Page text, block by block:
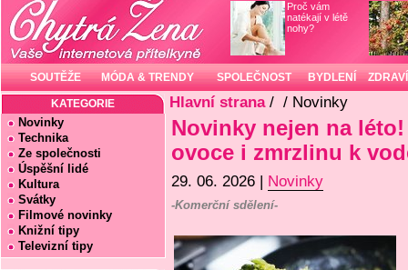
Proč vám
natékají v létě
nohy?
SOUTĚŽE MÓDA & TRENDY SPOLEČNOST BYDLENÍ ZDRAVÍ
KATEGORIE
Novinky
Technika
Ze společnosti
Úspěšní lidé
Kultura
Svátky
Filmové novinky
Knižní tipy
Televizní tipy
Hlavní strana/ / Novinky
Novinky nejen na
ovoce i zmrzlinu k
29. 06. 2026 | Novinky
-Komerční sdělení-